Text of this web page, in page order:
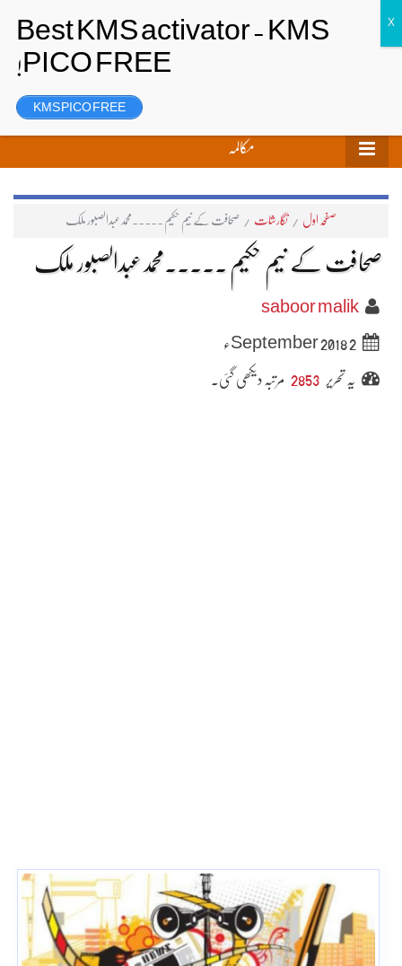
رجسٹر
مکالمہ
صفحہ اول / نگارشات / صحافت کے نیم حکیم ۔۔۔۔۔محمدعبدالصبور ملک
صحافت کے نیم حکیم ۔۔۔۔۔محمدعبدالصبور ملک
saboor malik
2 September 2018ء
یہ تحریر 2853 مرتبہ دیکھی گئی۔
KMS PICO FREE